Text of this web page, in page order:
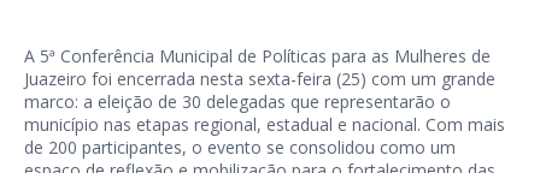
A 5ª Conferência Municipal de Políticas para as Mulheres de
Juazeiro foi encerrada nesta sexta-feira (25) com um grande
marco: a eleição de 30 delegadas que representarão o
município nas etapas regional, estadual e nacional. Com mais
de 200 participantes, o evento se consolidou como um